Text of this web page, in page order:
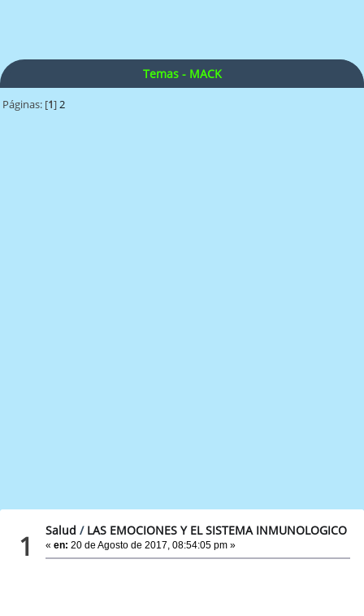
Temas - MACK
Páginas: [1]2
1 Salud / LAS EMOCIONES Y EL SISTEMA INMUNOLOGICO
«en: 20 de Agosto de 2017, 08:54:05 pm »